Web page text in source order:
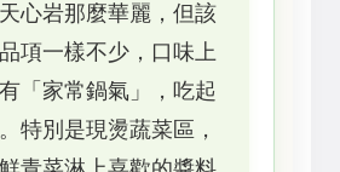
心岩那麼華麗，但該
項一樣不少，口味上
「家常鍋氣」，吃起
特別是現燙蔬菜區，